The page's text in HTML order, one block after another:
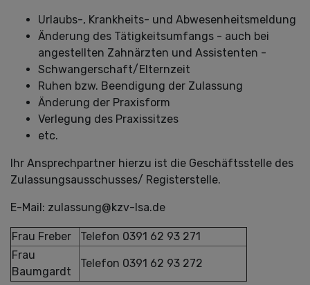
Urlaubs-, Krankheits- und Abwesenheitsmeldung
Änderung des Tätigkeitsumfangs - auch bei
angestellten Zahnärzten und Assistenten -
Schwangerschaft/Elternzeit
Ruhen bzw. Beendigung der Zulassung
Änderung der Praxisform
Verlegung des Praxissitzes
etc.
Ihr Ansprechpartner hierzu ist die Geschäftsstelle des
Zulassungsausschusses/ Registerstelle.
E-Mail: zulassung@kzv-lsa.de
Frau Freber
Telefon 0391 62 93 271
Frau
Baumgardt
Telefon 0391 62 93 272